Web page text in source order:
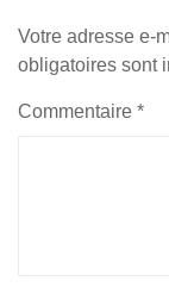
Votre adresse e-
obligatoires sont
Commentaire *